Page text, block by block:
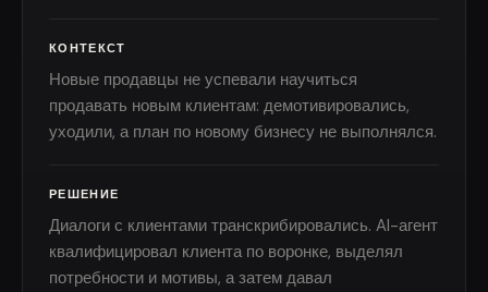
КОНТЕКСТ
Новые продавцы не успевали научиться
продавать новым клиентам: демотивировались,
уходили, а план по новому бизнесу не выполнялся.
РЕШЕНИЕ
Диалоги с клиентами транскрибировались. AI-агент
квалифицировал клиента по воронке, выделял
потребности и мотивы, а затем давал